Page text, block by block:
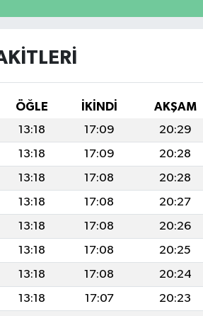
ÖĞLE İKINDI AKŞAM
13:18 17:09 20:29
13:18 17:09 20:28
13:18 17:08 20:28
13:18 17:08 20:27
13:18 17:08 20:26
13:18 17:08 20:25
13:18 17:08 20:24
13:18 17:07 20:23